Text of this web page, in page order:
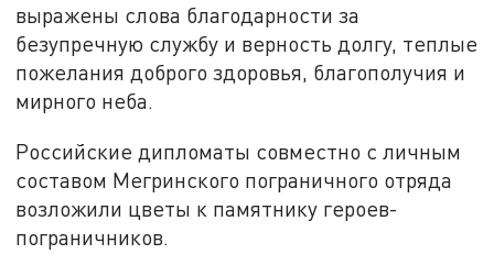
выражены слова благодарности за
безупречную службу и верность долгу, теплые
пожелания доброго здоровья, благополучия и
мирного неба.
Российские дипломаты совместно с личным
составом Мегринского пограничного отряда
возложили цветы к памятнику героев-
пограничников.